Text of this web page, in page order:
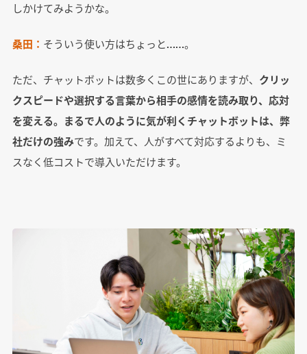
しかけてみようかな。
桑田： そういう使い方はちょっと……。
ただ、チャットボットは数多くこの世にありますが、 クリッ
クスピードや選択する言葉から相手の感情を読み取り、応対
を変える。まるで人のように気が利くチャットボットは、弊
社だけの強みです。加えて、人がすべて対応するよりも、ミ
スなく低コストで導入いただけます。